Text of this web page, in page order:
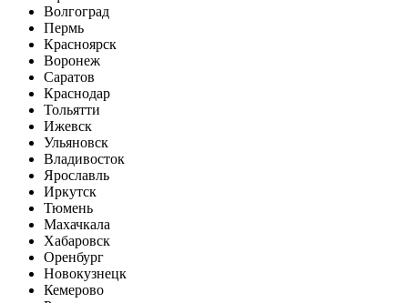
Волгоград
Пермь
Красноярск
Воронеж
Саратов
Краснодар
Тольятти
Ижевск
Ульяновск
Владивосток
Ярославль
Иркутск
Тюмень
Махачкала
Хабаровск
Оренбург
Новокузнецк
Кемерово